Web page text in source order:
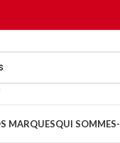
MARQUESQUI